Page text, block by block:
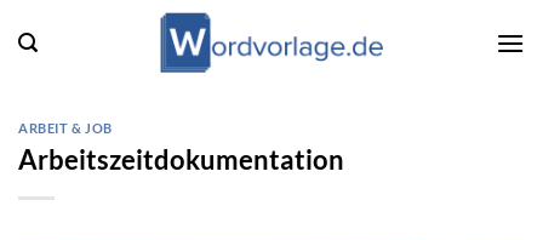
Inhalt
ARBEIT & JOB
Arbeitszeitdokumentation